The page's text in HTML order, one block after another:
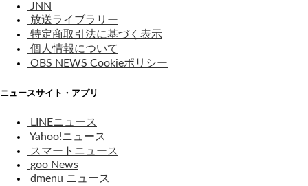
JNN
放送ライブラリー
特定商取引法に基づく表示
個人情報について
OBS NEWS Cookieポリシー
ニュースサイト・アプリ
LINEニュース
Yahoo!ニュース
スマートニュース
goo News
dmenu ニュース